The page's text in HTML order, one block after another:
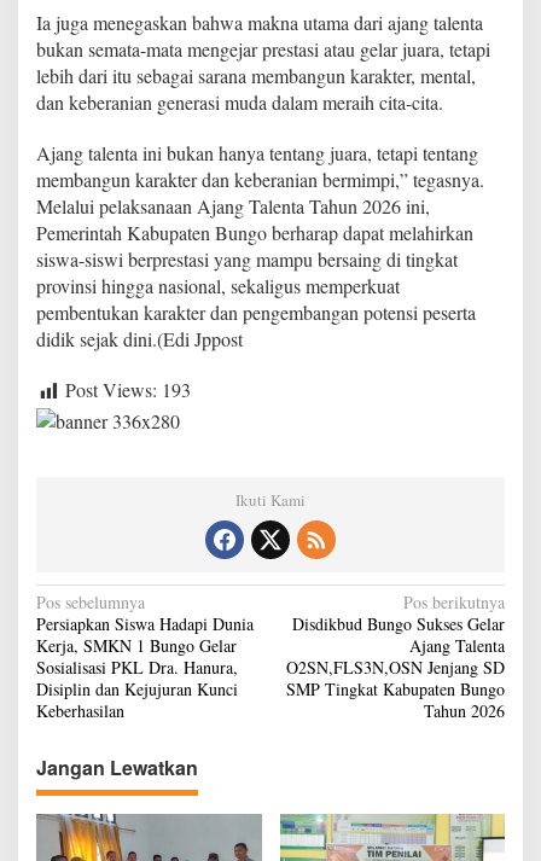
Ia juga menegaskan bahwa makna utama dari ajang talenta
bukan semata-mata mengejar prestasi atau gelar juara, tetapi
lebih dari itu sebagai sarana membangun karakter, mental,
dan keberanian generasi muda dalam meraih cita-cita.
Ajang talenta ini bukan hanya tentang juara, tetapi tentang
membangun karakter dan keberanian bermimpi,” tegasnya.
Melalui pelaksanaan Ajang Talenta Tahun 2026 ini,
Pemerintah Kabupaten Bungo berharap dapat melahirkan
siswa-siswi berprestasi yang mampu bersaing di tingkat
provinsi hingga nasional, sekaligus memperkuat
pembentukan karakter dan pengembangan potensi peserta
didik sejak dini.(Edi Jppost
Post Views: 193
Ikuti Kami
N
a
v
i
a
s
Pos sebelumnya
Persiapkan Siswa Hadapi Dunia
Kerja, SMKN 1 Bungo Gelar
Sosialisasi PKL Dra. Hanura,
Disiplin dan Kejujuran Kunci
Keberhasilan
Pos berikutnya
Disdikbud Bungo Sukses Gelar
Ajang Talenta
O2SN,FLS3N,OSN Jenjang SD
SMP Tingkat Kabupaten Bungo
Tahun 2026
Jangan Lewatkan